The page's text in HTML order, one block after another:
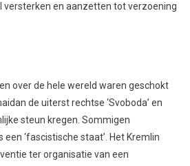
versterken en aanzetten tot verzoening
over de hele wereld waren geschokt
de uiterst rechtse ‘Svoboda’ en
steun kregen. Sommigen
‘fascistische staat’. Het Kremlin
ter organisatie van een